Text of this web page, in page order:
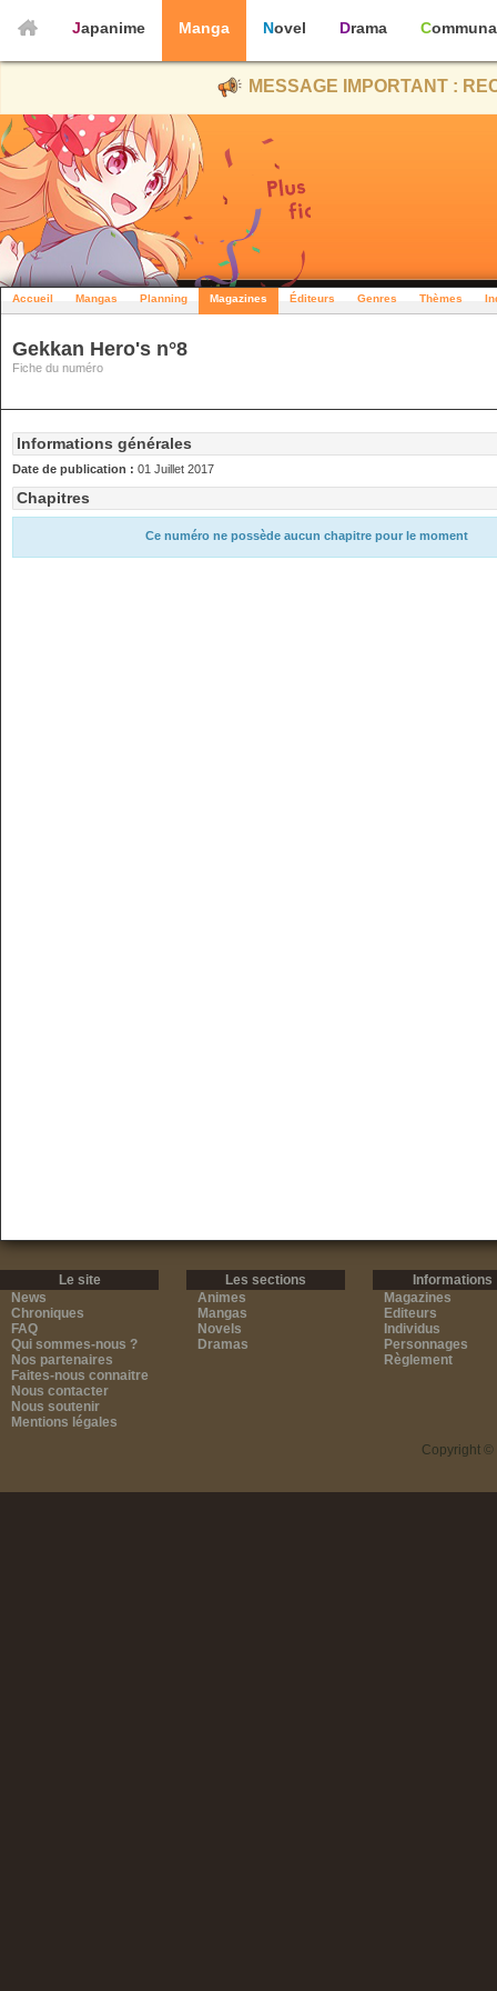
Japanime Manga Novel Drama
MESSAGE IMPORTANT :
Accueil Mangas Planning Magazines Éditeurs Genres Thèmes
Gekkan Hero's n°8
Fiche du numéro
Informations générales
Date de publication : 01 Juillet 2017
Chapitres
Ce numéro ne possède aucun chapitre pour le moment
Le site
News
Chroniques
FAQ
Qui sommes-nous ?
Nos partenaires
Faites-nous connaitre
Nous contacter
Nous soutenir
Mentions légales
Les sections
Animes
Mangas
Novels
Dramas
Informations
Magazines
Editeurs
Individus
Personnages
Règlement
Copyright ©